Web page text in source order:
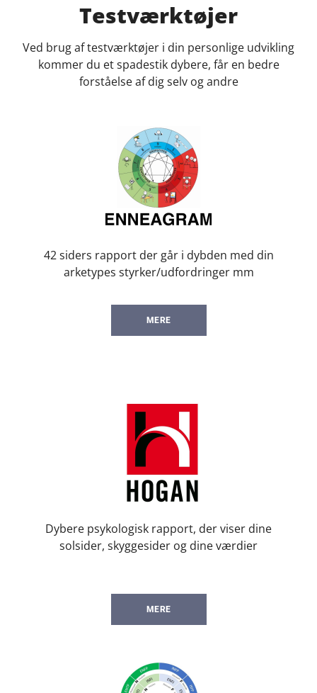
Testværktøjer
Ved brug af testværktøjer i din personlige udvikling
kommer du et spadestik dybere, får en bedre
forståelse af dig selv og andre
42 siders rapport der går i dybden med din
arketypes styrker/udfordringer mm
MERE
Dybere psykologisk rapport, der viser dine
solsider, skyggesider og dine værdier
MERE